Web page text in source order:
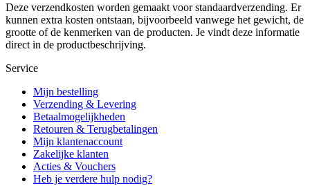
Deze verzendkosten worden gemaakt voor standaardverzending. Er
kunnen extra kosten ontstaan, bijvoorbeeld vanwege het gewicht, de
grootte of de kenmerken van de producten. Je vindt deze informatie
direct in de productbeschrijving.
Service
Mijn bestelling
Verzending & Levering
Betaalmogelijkheden
Retouren & Terugbetalingen
Mijn klantenaccount
Zakelijke klanten
Acties & Vouchers
Heb je verdere hulp nodig?